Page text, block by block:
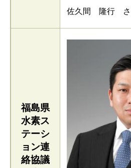
佐久間 隆行 さ
福島県
水素ス
テーシ
ョン連
絡協議